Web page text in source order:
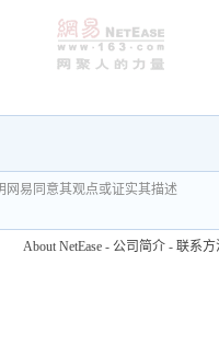
网易同意其观点或证实其描述
About NetEase - 公司简介 - 联系方